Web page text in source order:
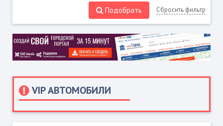
VIP АВТОМОБИЛИ
Подобрать Сбросить фильтр